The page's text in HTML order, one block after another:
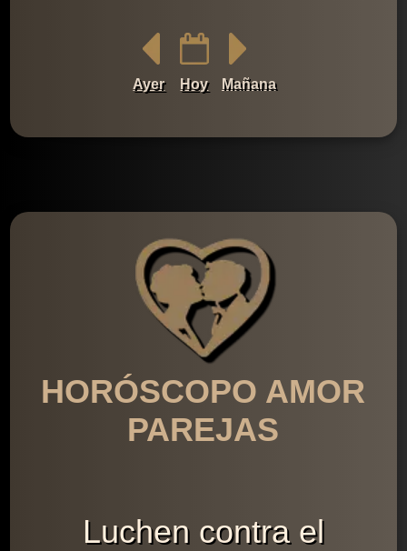
Ayer Hoy Mañana
HORÓSCOPO AMOR
PAREJAS
Luchen contra el